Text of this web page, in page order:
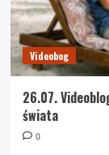
Videobog
26.07.
świata
0